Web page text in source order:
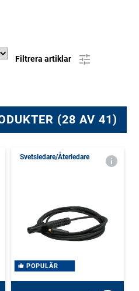
Filtrera artiklar
(28 AV 41)
Svetsledare/Återledare
POPULÄR